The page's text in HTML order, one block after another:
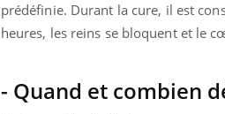
prédéfinie. Durant la cure, il est
heures, les reins se bloquent et le
- Quand et combien